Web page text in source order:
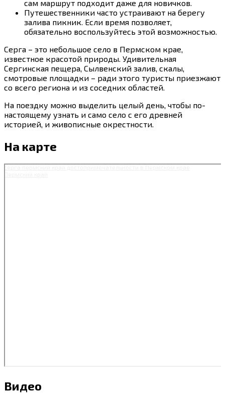
сам маршрут подходит даже для новичков.
Путешественники часто устраивают на берегу
залива пикник. Если время позволяет,
обязательно воспользуйтесь этой возможностью.
Серга – это небольшое село в Пермском крае,
известное красотой природы. Удивительная
Сергинская пещера, Сылвенский залив, скалы,
смотровые площадки – ради этого туристы приезжают
со всего региона и из соседних областей.
На поездку можно выделить целый день, чтобы по-
настоящему узнать и само село с его древней
историей, и живописные окрестности.
На карте
Видео